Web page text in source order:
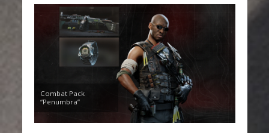
Combat Pack
“Penumbra”